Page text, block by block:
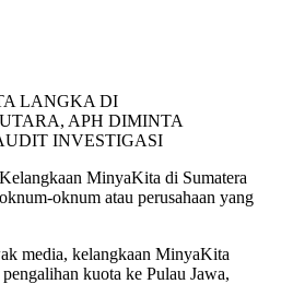
MinyaKita di Sumatera
oknum atau perusahaan yang
media, kelangkaan MinyaKita
kuota ke Pulau Jawa,